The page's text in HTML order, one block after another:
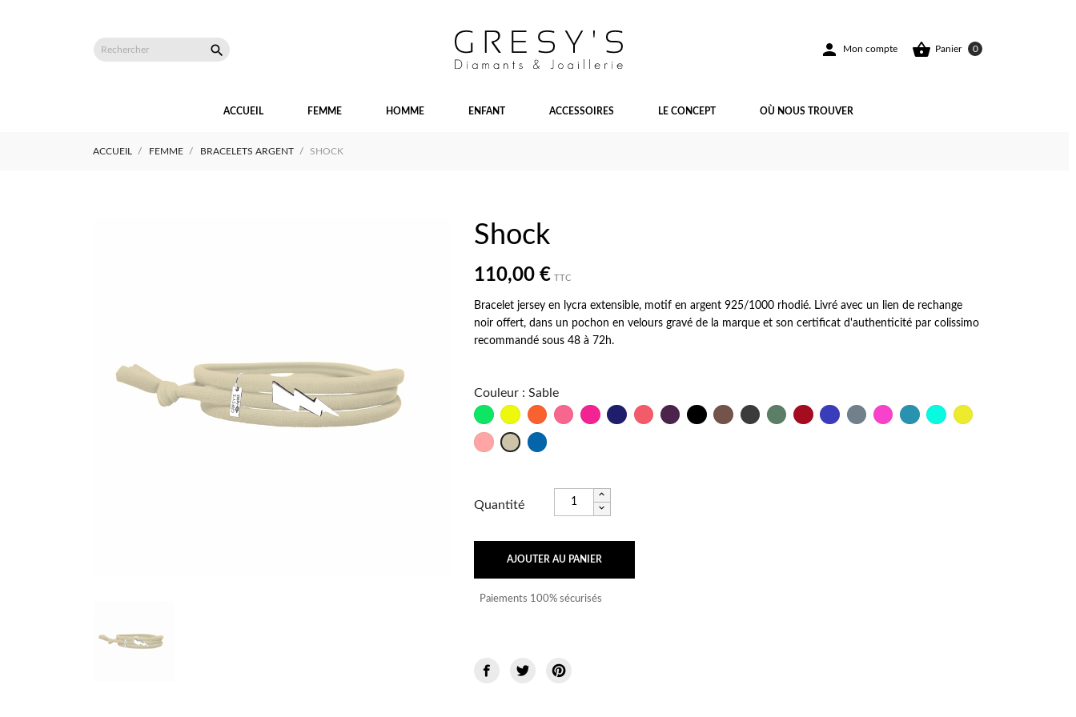
  Mon compte  Panier 0
ACCUEIL FEMME HOMME ENFANT ACCESSOIRES LE CONCEPT OÙ NOUS TROUVER
ACCUEIL FEMME BRACELETS ARGENT SHOCK
Shock
110,00 € TTC
Bracelet jersey en lycra extensible, motif en argent 925/1000 rhodié. Livré avec un lien de rechange
noir offert, dans un pochon en velours gravé de la marque et son certificat d'authenticité par colissimo
recommandé sous 48 à 72h.
Couleur : Sable
Vert
Fluo
Jaune
Fluo
Orange
Fluo
Rose
Fluo
FushiaMarinePsychoBordeaux
Noir TaupeAnthraciteMilitaireRougeOutre
Mer
TitaneRose
Shock
LagonCaraïbesBrésil
Frutti
Fluo
Sable
Bleu
Océan
Quantité
AJOUTER AU PANIER
Paiements 100% sécurisés